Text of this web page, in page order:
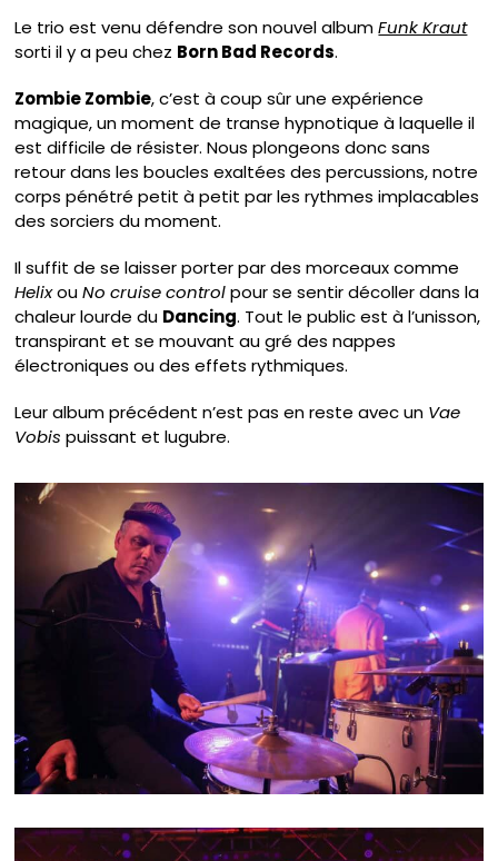
Le trio est venu défendre son nouvel albumFunk Kraut
sorti il y a peu chez Born Bad Records.
Zombie Zombie, c’est à coup sûr une expérience
magique, un moment de transe hypnotique à laquelle il
est difficile de résister. Nous plongeons donc sans
retour dans les boucles exaltées des percussions, notre
corps pénétré petit à petit par les rythmes implacables
des sorciers du moment.
Il suffit de se laisser porter par des morceaux comme
HelixouNo cruise controlpour se sentir décoller dans la
chaleur lourde du Dancing. Tout le public est à l’unisson,
transpirant et se mouvant au gré des nappes
électroniques ou des effets rythmiques.
Leur album précédent n’est pas en reste avec un Vae
Vobis puissant et lugubre.